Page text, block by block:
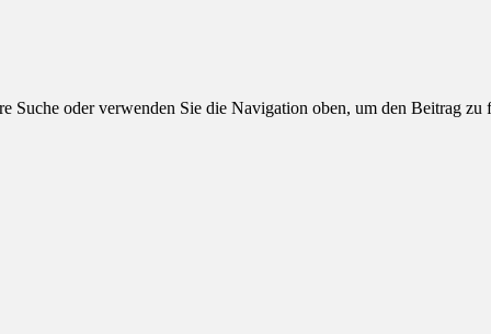
Suche oder verwenden Sie die Navigation oben, um den Beitrag zu